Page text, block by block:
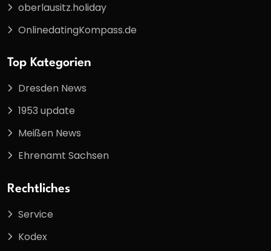
oberlausitz.holiday
OnlinedatingKompass.de
Top Kategorien
Dresden News
1953 update
Meißen News
Ehrenamt Sachsen
Rechtliches
Service
Kodex